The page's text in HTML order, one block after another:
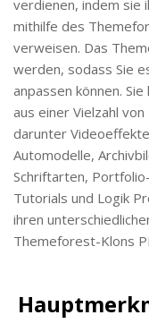
verdienen, indem sie
mithilfe des
verweisen. Das
werden, sodass Sie
anpassen können.
aus einer Vielzahl
darunter
Automodelle,
Schriftarten,
Tutorials und Logik
ihren
Themeforest-Klons